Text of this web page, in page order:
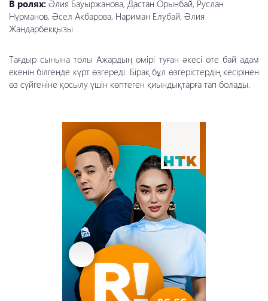
В ролях: Әлия Бауыржанова, Дастан Орынбай, Руслан
Нұрманов, Әсел Акбарова, Нариман Елубай, Әлия
Жандарбекқызы
Тағдыр сынына толы Ажардың өмірі туған әкесі өте бай адам
екенін білгенде күрт өзгереді. Бірақ бұл өзгерістердің кесірінен
өз сүйгеніне қосылу үшін көптеген қиындықтарға тап болады.